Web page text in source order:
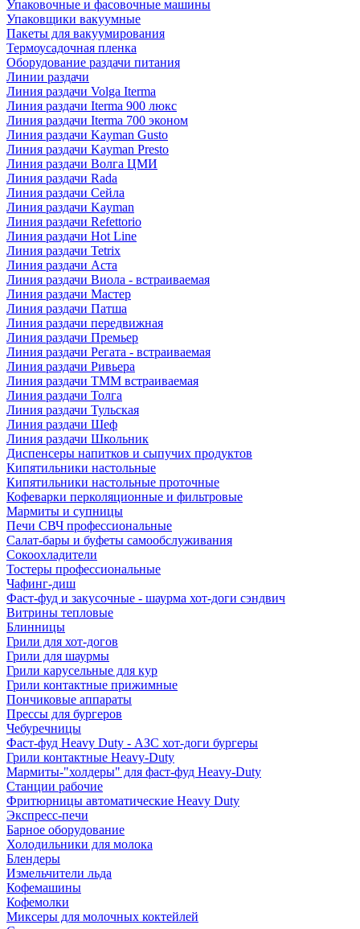
Упаковочные и фасовочные машины
Упаковщики вакуумные
Пакеты для вакуумирования
Термоусадочная пленка
Оборудование раздачи питания
Линии раздачи
Линия раздачи Volga Iterma
Линия раздачи Iterma 900 люкс
Линия раздачи Iterma 700 эконом
Линия раздачи Kayman Gusto
Линия раздачи Kayman Presto
Линия раздачи Волга ЦМИ
Линия раздачи Rada
Линия раздачи Сейла
Линия раздачи Kayman
Линия раздачи Refettorio
Линия раздачи Hot Line
Линия раздачи Tetrix
Линия раздачи Аста
Линия раздачи Виола - встраиваемая
Линия раздачи Мастер
Линия раздачи Патша
Линия раздачи передвижная
Линия раздачи Премьер
Линия раздачи Регата - встраиваемая
Линия раздачи Ривьера
Линия раздачи ТММ встраиваемая
Линия раздачи Толга
Линия раздачи Тульская
Линия раздачи Шеф
Линия раздачи Школьник
Диспенсеры напитков и сыпучих продуктов
Кипятильники настольные
Кипятильники настольные проточные
Кофеварки перколяционные и фильтровые
Мармиты и супницы
Печи СВЧ профессиональные
Салат-бары и буфеты самообслуживания
Сокоохладители
Тостеры профессиональные
Чафинг-диш
Фаст-фуд и закусочные - шаурма хот-доги сэндвич
Витрины тепловые
Блинницы
Грили для хот-догов
Грили для шаурмы
Грили карусельные для кур
Грили контактные прижимные
Пончиковые аппараты
Прессы для бургеров
Чебуречницы
Фаст-фуд Heavy Duty - АЗС хот-доги бургеры
Грили контактные Heavy-Duty
Мармиты-"холдеры" для фаст-фуд Heavy-Duty
Станции рабочие
Фритюрницы автоматические Heavy Duty
Экспресс-печи
Барное оборудование
Холодильники для молока
Блендеры
Измельчители льда
Кофемашины
Кофемолки
Миксеры для молочных коктейлей